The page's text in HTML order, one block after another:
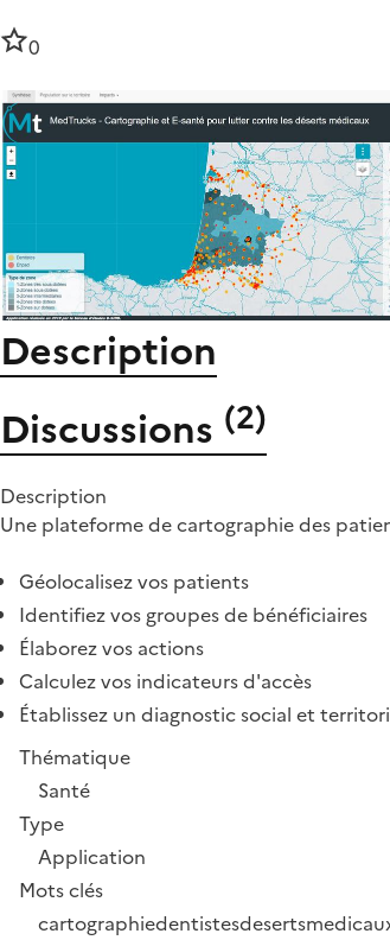
0
Description
Discussions (2)
Description
Une plateforme de cartographie des
Géolocalisez vos patients
Identifiez vos groupes de bénéficiaires
Élaborez vos actions
Calculez vos indicateurs d'accès
Établissez un diagnostic social et
Thématique
Santé
Type
Application
Mots clés
cartographiedentistes